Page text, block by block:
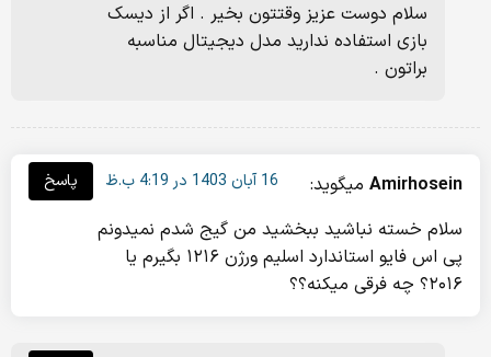
سلام دوست عزیز وقتتون بخیر . اگر از دیسک
بازی استفاده ندارید مدل دیجیتال مناسبه
براتون .
Amirhosein میگوید:
سلام خسته نباشید ببخشید من گیج شدم نمیدونم
پی اس فایو استاندارد اسلیم ورژن ۱۲۱۶ بگیرم یا
۲۰۱۶؟ چه فرقی میکنه؟؟
16 آبان 1403 در 4:19 ب.ظ پاسخ